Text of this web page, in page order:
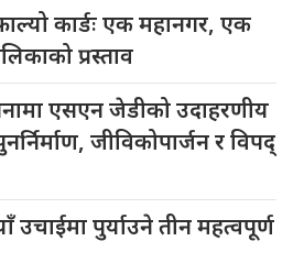
कार्डः एक महानगर, एक
प्रस्ताव
एसएन जेडीको उदाहरणीय
जीविकोपार्जन र विपद्
उचाईमा पुर्याउने तीन महत्वपूर्ण